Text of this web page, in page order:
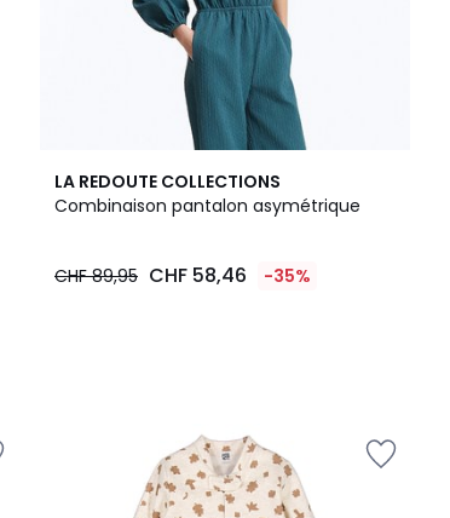
LA REDOUTE COLLECTIONS
Combinaison pantalon asymétrique
CHF 89,95 CHF 58,46 -35%